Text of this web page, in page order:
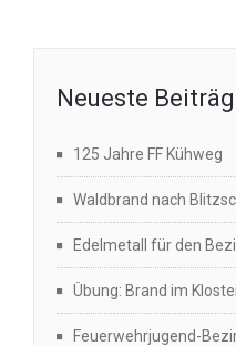
Neueste
125 Jahre FF Kühweg
Waldbrand nach
Edelmetall für den
Übung: Brand im
Feuerwehrjugend-